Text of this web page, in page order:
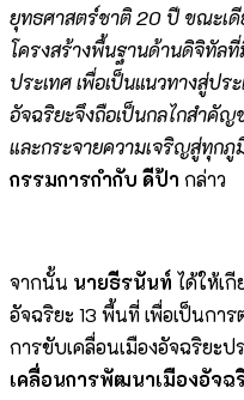
ยุทธศาสตร์ชาติ20 ปี ขณะเดี
โครงสร้างพื้นฐานด้านดิจิทัล
ประเทศ เพื่อเป็นแนวทางสู่ป
อัจฉริยะจึงถือเป็นกลไกสำคั
และกระจายความเจริญสู่ทุกภู
กรรมการกำกับ ดีป้า กล่าว
จากนั้น นายธีรนันท์ ได้ให้เ
อัจฉริยะ 13 พื้นที่ เพื่อเป็นกา
การขับเคลื่อนเมืองอัจฉริยะป
เคลื่อนการพัฒนาเมืองอัจฉ